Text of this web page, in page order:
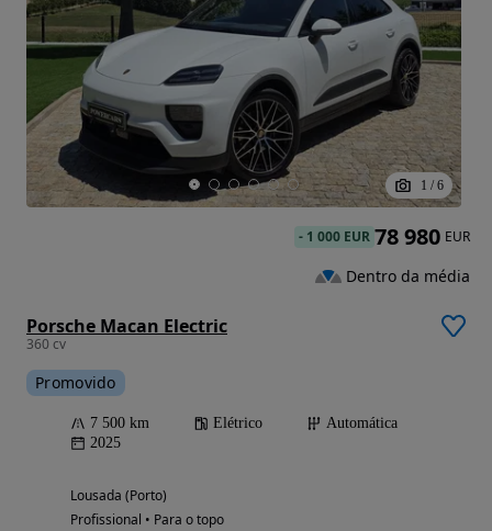
1 / 6
Porsche Macan Electric
360 cv
Promovido
7 500 km Elétrico
Automática
2025
Lousada (Porto)
Profissional • Para o topo
- 1 000 EUR 78 980 EUR
Dentro da média